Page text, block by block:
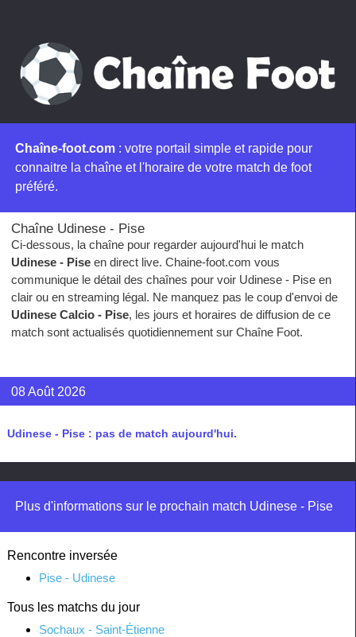
Chaîne-foot.com : votre portail simple et rapide pour
connaitre la chaîne et l'horaire de votre match de foot
préféré.
Chaîne Udinese - Pise
Ci-dessous, la chaîne pour regarder aujourd'hui le match
Udinese - Pise en direct live. Chaine-foot.com vous
communique le détail des chaînes pour voir Udinese - Pise en
clair ou en streaming légal. Ne manquez pas le coup d'envoi de
Udinese Calcio - Pise, les jours et horaires de diffusion de ce
match sont actualisés quotidiennement sur Chaîne Foot.
08 Août 2026
Udinese - Pise : pas de match aujourd'hui.
Plus d'informations sur le prochain match Udinese - Pise
Rencontre inversée
Pise - Udinese
Tous les matchs du jour
Sochaux - Saint-Étienne